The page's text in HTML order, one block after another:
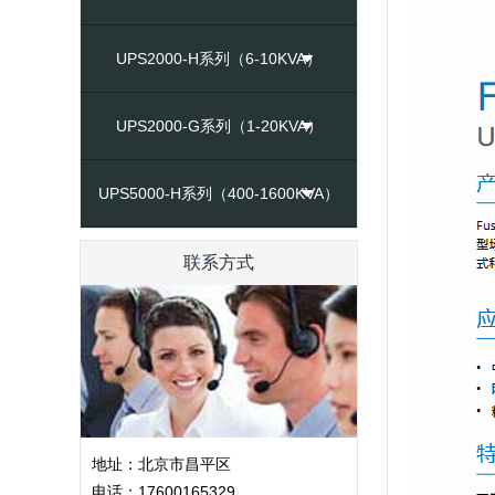
UPS2000-H系列（6-10KVA）
UPS2000-G系列（1-20KVA）
UPS5000-H系列（400-1600KVA）
联系方式
地址：北京市昌平区